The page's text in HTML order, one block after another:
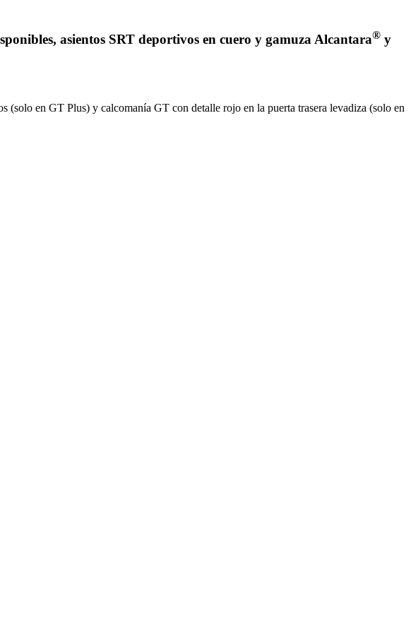
asientos SRT deportivos en cuero y gamuza Alcantara® y
(solo en GT Plus) y calcomanía GT con detalle rojo en la puerta trasera levadiza (solo en